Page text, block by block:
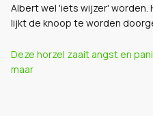
Albert wel 'iets wijzer' worden.
lijkt de knoop te worden
Deze horzel zaait angst en
maar